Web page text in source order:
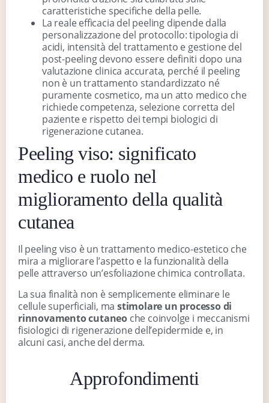
caratteristiche specifiche della pelle.
La reale efficacia del peeling dipende dalla
personalizzazione del protocollo: tipologia di
acidi, intensità del trattamento e gestione del
post-peeling devono essere definiti dopo una
valutazione clinica accurata, perché il peeling
non è un trattamento standardizzato né
puramente cosmetico, ma un atto medico che
richiede competenza, selezione corretta del
paziente e rispetto dei tempi biologici di
rigenerazione cutanea.
Peeling viso: significato
medico e ruolo nel
miglioramento della qualità
cutanea
Il peeling viso è un trattamento medico-estetico che
mira a migliorare l’aspetto e la funzionalità della
pelle attraverso un’esfoliazione chimica controllata.
La sua finalità non è semplicemente eliminare le
cellule superficiali, mastimolare un processo di
rinnovamento cutaneo che coinvolge i meccanismi
fisiologici di rigenerazione dell’epidermide e, in
alcuni casi, anche del derma.
Approfondimenti